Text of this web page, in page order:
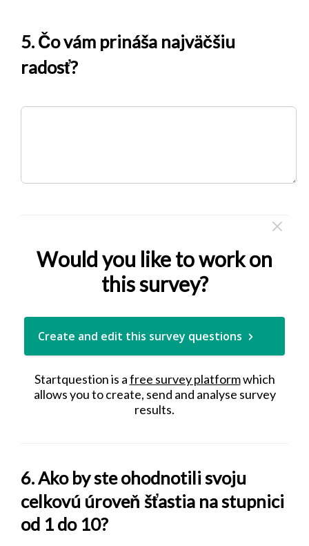
5. Čo vám prináša najväčšiu
radosť?
Would you like to work on
this survey?
Create and edit this survey questions
Startquestion is afree survey platformwhich
allows you to create, send and analyse survey
results.
6. Ako by ste ohodnotili svoju
celkovú úroveň šťastia na stupnici
od 1 do 10?